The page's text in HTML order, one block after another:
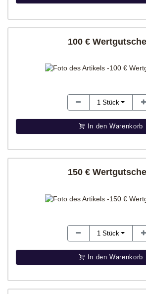
100 €
1 Stück
In den Warenkorb
150 €
1 Stück
In den Warenkorb